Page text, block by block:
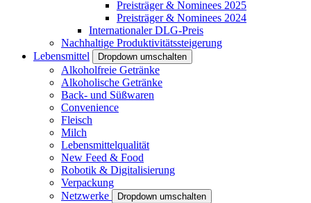
Preisträger & Nominees 2025
Preisträger & Nominees 2024
Internationaler DLG-Preis
Nachhaltige Produktivitätssteigerung
Lebensmittel
Dropdown umschalten
Alkoholfreie Getränke
Alkoholische Getränke
Back- und Süßwaren
Convenience
Fleisch
Milch
Lebensmittelqualität
New Feed & Food
Robotik & Digitalisierung
Verpackung
Netzwerke
Dropdown umschalten